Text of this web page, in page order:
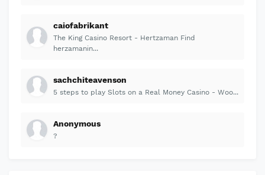
caiofabrikant
The King Casino Resort - Hertzaman Find
herzamanin...
sachchiteavenson
5 steps to play Slots on a Real Money Casino - Woo...
Anonymous
?